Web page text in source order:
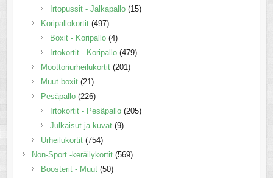
Irtopussit - Jalkapallo (15)
Koripallokortit (497)
Boxit - Koripallo (4)
Irtokortit - Koripallo (479)
Moottoriurheilukortit (201)
Muut boxit (21)
Pesäpallo (226)
Irtokortit - Pesäpallo (205)
Julkaisut ja kuvat (9)
Urheilukortit (754)
Non-Sport -keräilykortit (569)
Boosterit - Muut (50)